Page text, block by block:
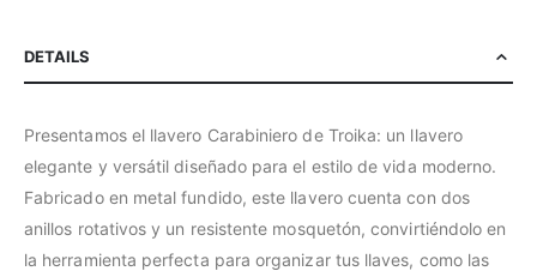
DETAILS
Presentamos el llavero Carabiniero de Troika: un llavero
elegante y versátil diseñado para el estilo de vida moderno.
Fabricado en metal fundido, este llavero cuenta con dos
anillos rotativos y un resistente mosquetón, convirtiéndolo en
la herramienta perfecta para organizar tus llaves, como las